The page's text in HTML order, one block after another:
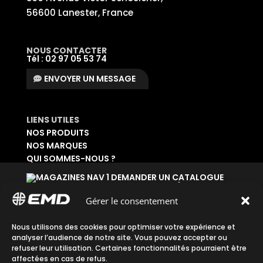
Gérer le consentement
Nous utilisons des cookies pour optimiser votre expérience et
analyser l’audience de notre site. Vous pouvez accepter ou
refuser leur utilisation. Certaines fonctionnalités pourraient être
affectées en cas de refus.
56600 Lanester, France
NOUS CONTACTER
Tél : 02 97 05 53 74
ENVOYER UN MESSAGE
LIENS UTILES
NOS PRODUITS
NOS MARQUES
QUI SOMMES-NOUS ?
DEMANDER UN CATALOGUE
SE CONNECTER À SON ESPACE
DEMANDER UN ACCÈS ADMINISTRATIF
Accueil| Plan du site|Mentions légales|
Confidentialité|CGV